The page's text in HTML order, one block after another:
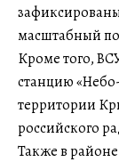
масштабный
Кроме того,
станцию
территории
российского
Также в